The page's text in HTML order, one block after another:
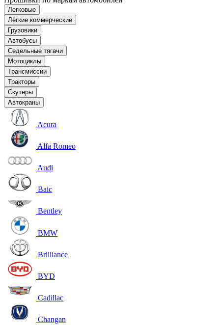
Легковые
Лёгкие коммерческие
Грузовики
Автобусы
Седельные тягачи
Мотоциклы
Трансмиссии
Тракторы
Скутеры
Автокраны
Acura
Alfa Romeo
Audi
Baic
Bentley
BMW
Brilliance
BYD
Cadillac
Changan